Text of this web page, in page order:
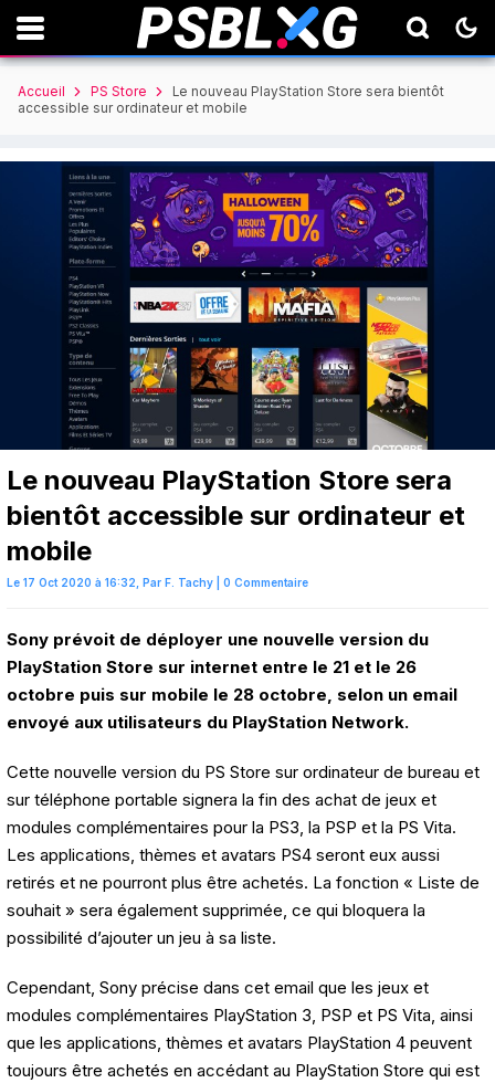
Accueil PS Store
Le nouveau PlayStation Store sera bientôt
accessible sur ordinateur et mobile
Le nouveau PlayStation Store sera
bientôt accessible sur ordinateur et
mobile
Le 17 Oct 2020 à 16:32, Par F. Tachy 0 Commentaire
Sony prévoit de déployer une nouvelle version du
PlayStation Store sur internet entre le 21 et le 26
octobre puis sur mobile le 28 octobre, selon un email
envoyé aux utilisateurs du PlayStation Network.
Cette nouvelle version du PS Store sur ordinateur de bureau et
sur téléphone portable signera la fin des achat de jeux et
modules complémentaires pour la PS3, la PSP et la PS Vita.
Les applications, thèmes et avatars PS4 seront eux aussi
retirés et ne pourront plus être achetés. La fonction « Liste de
souhait » sera également supprimée, ce qui bloquera la
possibilité d’ajouter un jeu à sa liste.
Cependant, Sony précise dans cet email que les jeux et
modules complémentaires PlayStation 3, PSP et PS Vita, ainsi
que les applications, thèmes et avatars PlayStation 4 peuvent
toujours être achetés en accédant au PlayStation Store qui est